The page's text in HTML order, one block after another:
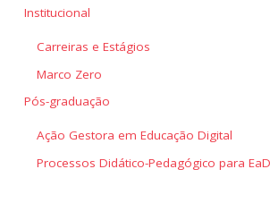
Institucional
Carreiras e Estágios
Marco Zero
Pós-graduação
Ação Gestora em Educação Digital
Processos Didático-Pedagógico para EaD